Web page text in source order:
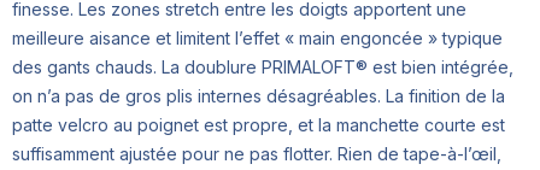
finesse. Les zones stretch entre les doigts apportent une
meilleure aisance et limitent l’effet « main engoncée » typique
des gants chauds. La doublure PRIMALOFT® est bien intégrée,
on n’a pas de gros plis internes désagréables. La finition de la
patte velcro au poignet est propre, et la manchette courte est
suffisamment ajustée pour ne pas flotter. Rien de tape-à-l’œil,